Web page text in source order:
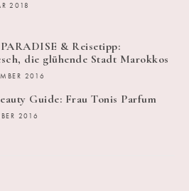
2018
& Reisetipp:
die glühende Stadt Marokkos
2016
Guide: Frau Tonis Parfum
2016